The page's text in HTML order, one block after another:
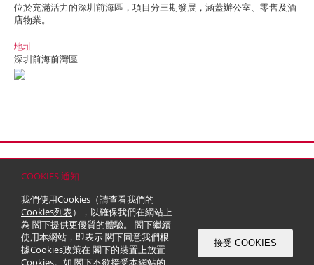
COOKIES 通知
我們使用Cookies（請查看我們的
Cookies列表），以確保我們在網站上
為 閣下提供更優質的體驗。 閣下繼續
使用本網站，即表示 閣下同意我們根
據Cookies政策在 閣下的裝置上放置
Cookies。如 閣下不欲接受本網站的
接受 COOKIES
位於充滿活力的深圳前海區，項目分三期發展，涵蓋辦公室、零售及酒
店物業。
地址
深圳前海前灣區
© 2026 嘉里建設有限公司 (於百慕達註冊成立之有限公司)